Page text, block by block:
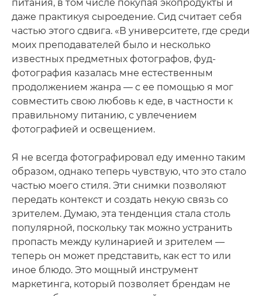
питания, в том числе покупая экопродукты и
даже практикуя сыроедение. Сид считает себя
частью этого сдвига. «В университете, где среди
моих преподавателей было и несколько
известных предметных фотографов, фуд-
фотография казалась мне естественным
продолжением жанра — с ее помощью я мог
совместить свою любовь к еде, в частности к
правильному питанию, с увлечением
фотографией и освещением.
Я не всегда фотографировал еду именно таким
образом, однако теперь чувствую, что это стало
частью моего стиля. Эти снимки позволяют
передать контекст и создать некую связь со
зрителем. Думаю, эта тенденция стала столь
популярной, поскольку так можно устранить
пропасть между кулинарией и зрителем —
теперь он может представить, как ест то или
иное блюдо. Это мощный инструмент
маркетинга, который позволяет брендам не